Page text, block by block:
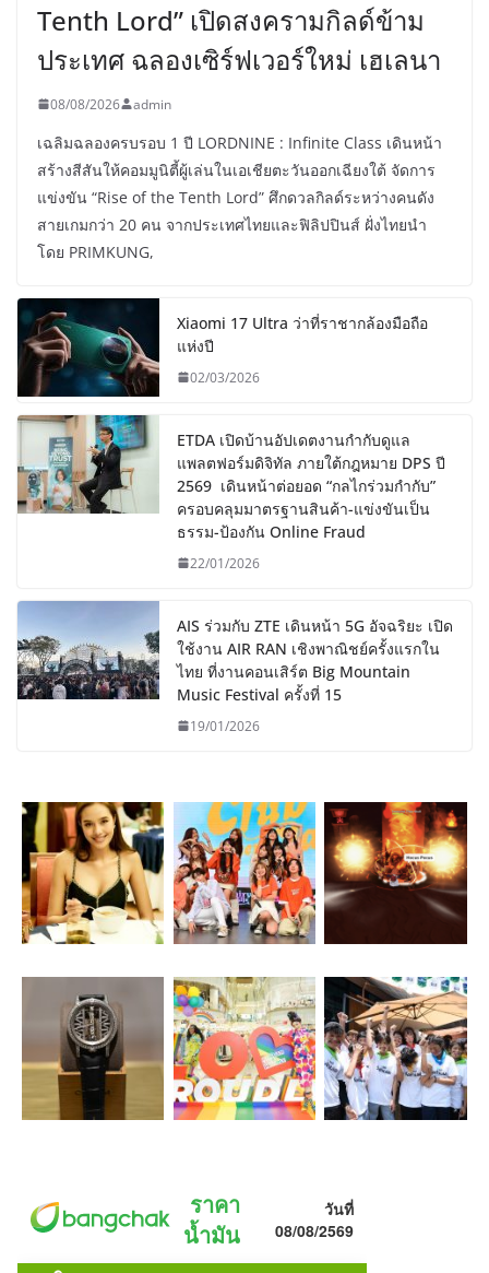
Tenth Lord” เปิดสงครามกิลด์ข้าม
ประเทศ ฉลองเซิร์ฟเวอร์ใหม่ เฮเลนา
08/08/2026 admin
เฉลิมฉลองครบรอบ 1 ปี LORDNINE : Infinite Class เดินหน้า
สร้างสีสันให้คอมมูนิตี้ผู้เล่นในเอเชียตะวันออกเฉียงใต้ จัดการ
แข่งขัน “Rise of the Tenth Lord” ศึกดวลกิลด์ระหว่างคนดัง
สายเกมกว่า 20 คน จากประเทศไทยและฟิลิปปินส์ ฝั่งไทยนำ
โดย PRIMKUNG,
Xiaomi 17 Ultra ว่าที่ราชากล้องมือถือ
แห่งปี
02/03/2026
ETDA เปิดบ้านอัปเดตงานกำกับดูแล
แพลตฟอร์มดิจิทัล ภายใต้กฎหมาย DPS ปี
2569 เดินหน้าต่อยอด “กลไกร่วมกำกับ”
ครอบคลุมมาตรฐานสินค้า-แข่งขันเป็น
ธรรม-ป้องกัน Online Fraud
22/01/2026
AIS ร่วมกับ ZTE เดินหน้า 5G อัจฉริยะ เปิด
ใช้งาน AIR RAN เชิงพาณิชย์ครั้งแรกใน
ไทย ที่งานคอนเสิร์ต Big Mountain
Music Festival ครั้งที่ 15
19/01/2026